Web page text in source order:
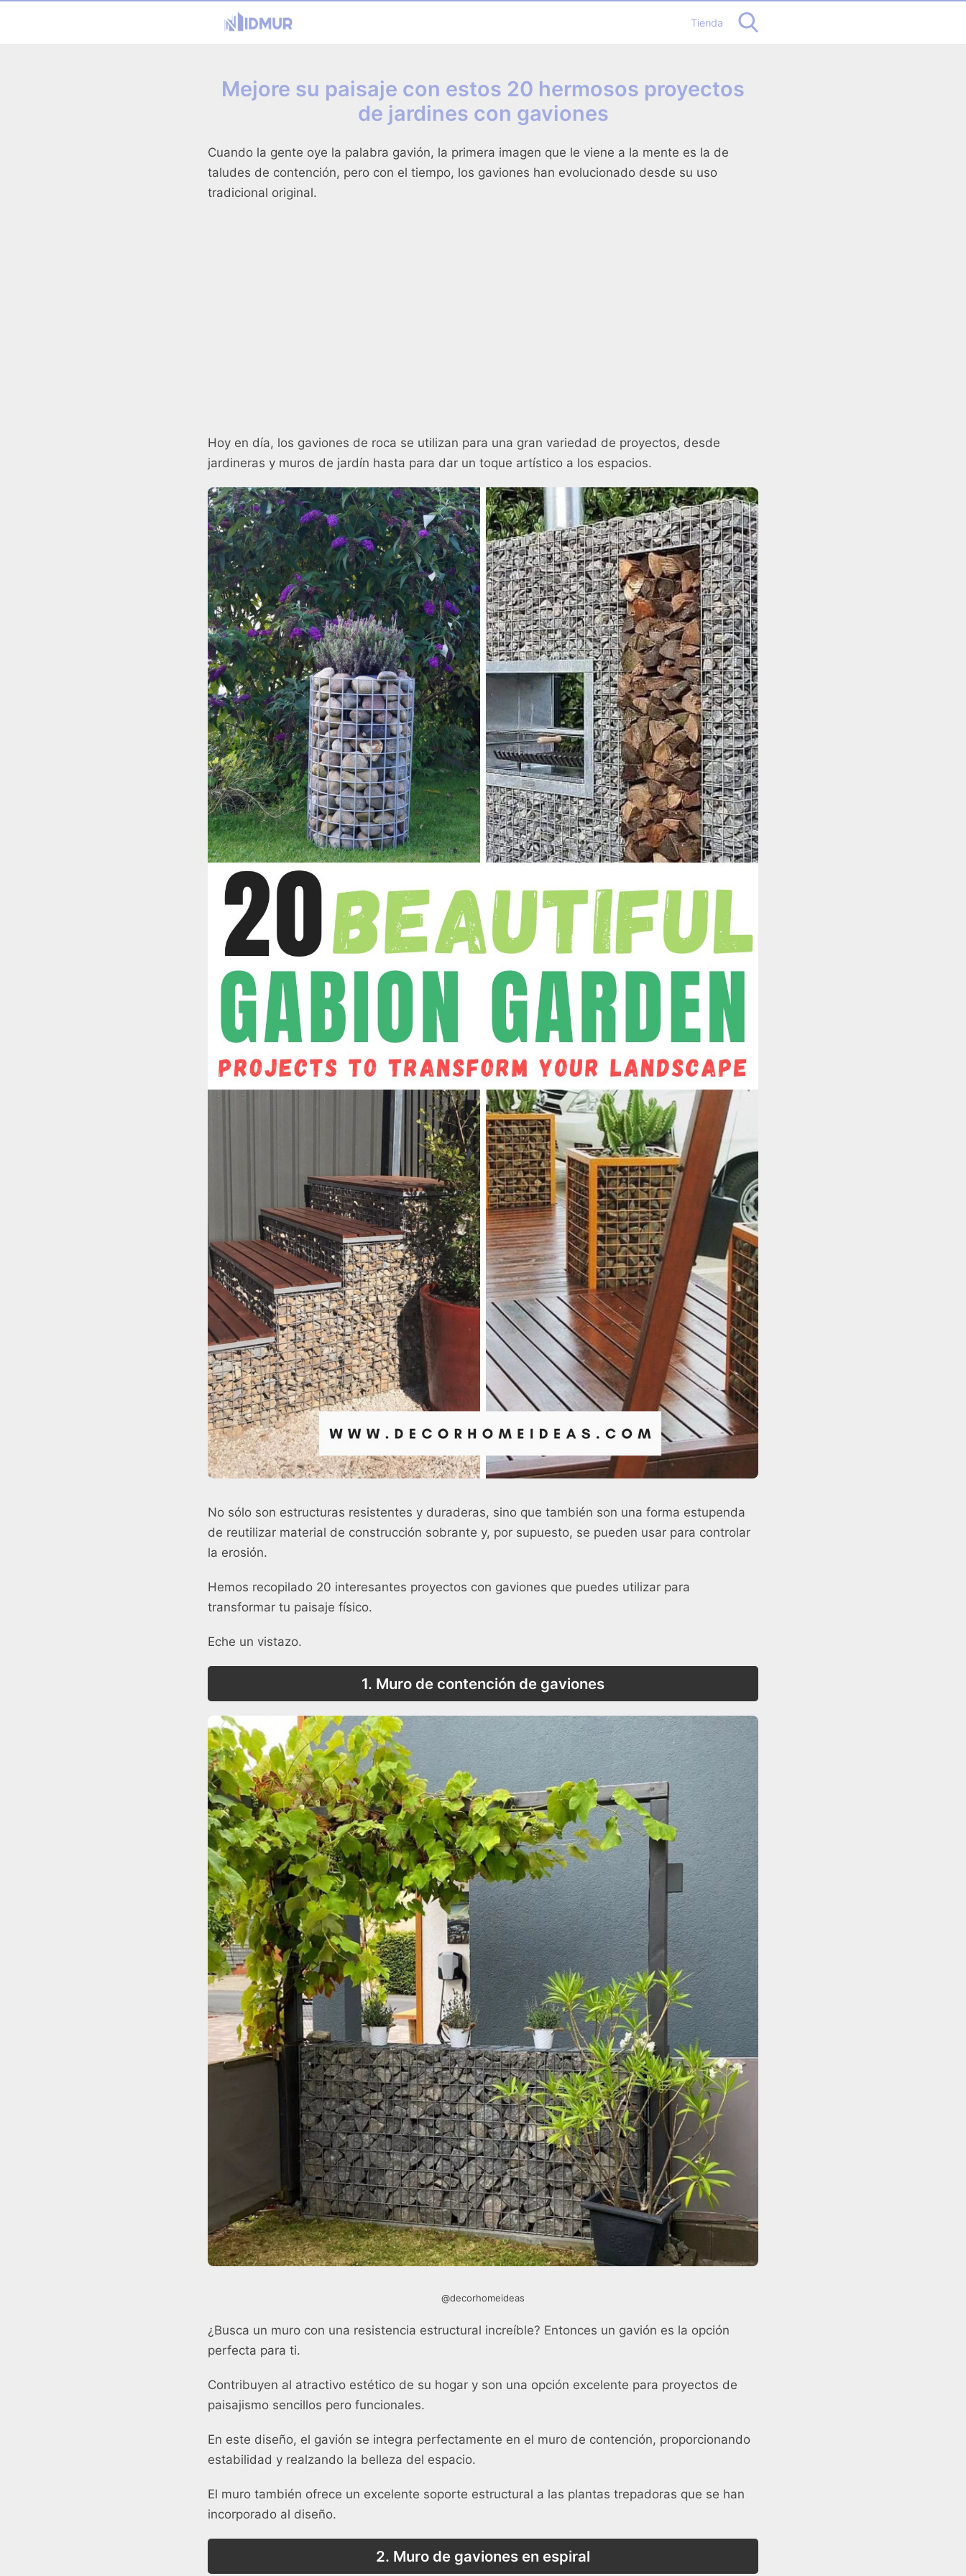
Tienda
Mejore su paisaje con estos 20 hermosos proyectos
de jardines con gaviones
Cuando la gente oye la palabra gavión, la primera imagen que le viene a la mente es la de
taludes de contención, pero con el tiempo, los gaviones han evolucionado desde su uso
tradicional original.
Hoy en día, los gaviones de roca se utilizan para una gran variedad de proyectos, desde
jardineras y muros de jardín hasta para dar un toque artístico a los espacios.
No sólo son estructuras resistentes y duraderas, sino que también son una forma estupenda
de reutilizar material de construcción sobrante y, por supuesto, se pueden usar para controlar
la erosión.
Hemos recopilado 20 interesantes proyectos con gaviones que puedes utilizar para
transformar tu paisaje físico.
Eche un vistazo.
1. Muro de contención de gaviones
@decorhomeideas
¿Busca un muro con una resistencia estructural increíble? Entonces un gavión es la opción
perfecta para ti.
Contribuyen al atractivo estético de su hogar y son una opción excelente para proyectos de
paisajismo sencillos pero funcionales.
En este diseño, el gavión se integra perfectamente en el muro de contención, proporcionando
estabilidad y realzando la belleza del espacio.
El muro también ofrece un excelente soporte estructural a las plantas trepadoras que se han
incorporado al diseño.
2. Muro de gaviones en espiral